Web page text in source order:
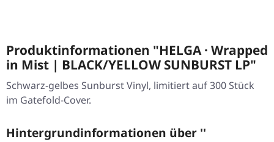
Produktinformationen "HELGA · Wrapped
in Mist | BLACK/YELLOW SUNBURST LP"
Schwarz-gelbes Sunburst Vinyl, limitiert auf 300 Stück
im Gatefold-Cover.
Hintergrundinformationen über ''